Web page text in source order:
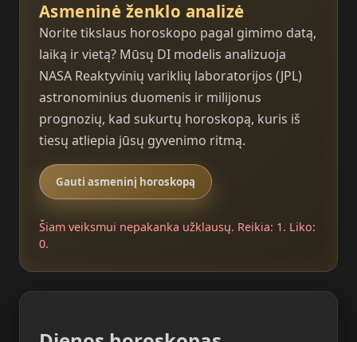
Asmeninė ženklo analizė
Norite tikslaus horoskopo pagal gimimo datą,
laiką ir vietą? Mūsų DI modelis analizuoja
NASA Reaktyvinių variklių laboratorijos (JPL)
astronominius duomenis ir milijonus
prognozių, kad sukurtų horoskopą, kuris iš
tiesų atliepia jūsų gyvenimo ritmą.
Gauti asmeninį horoskopą
Šiam veiksmui nepakanka užklausų. Reikia: 1. Liko:
0.